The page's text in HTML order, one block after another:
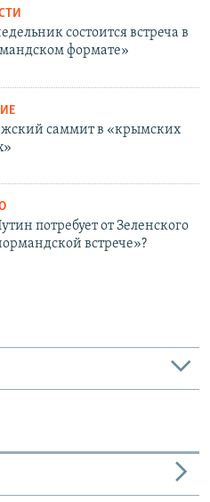
состоится встреча в
формате»
саммит в «крымских
потребует от Зеленского
встрече»?